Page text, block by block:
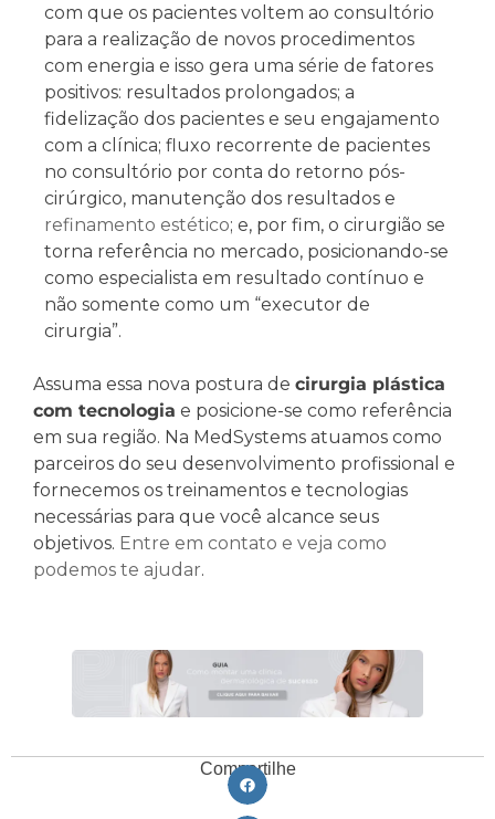
com que os pacientes voltem ao consultório
para a realização de novos procedimentos
com energia e isso gera uma série de fatores
positivos: resultados prolongados; a
fidelização dos pacientes e seu engajamento
com a clínica; fluxo recorrente de pacientes
no consultório por conta do retorno pós-
cirúrgico, manutenção dos resultados e
refinamento estético; e, por fim, o cirurgião se
torna referência no mercado, posicionando-se
como especialista em resultado contínuo e
não somente como um “executor de
cirurgia”.
Assuma essa nova postura de cirurgia plástica
com tecnologia e posicione-se como referência
em sua região. Na MedSystems atuamos como
parceiros do seu desenvolvimento profissional e
fornecemos os treinamentos e tecnologias
necessárias para que você alcance seus
objetivos. Entre em contato e veja como
podemos te ajudar.
Compartilhe